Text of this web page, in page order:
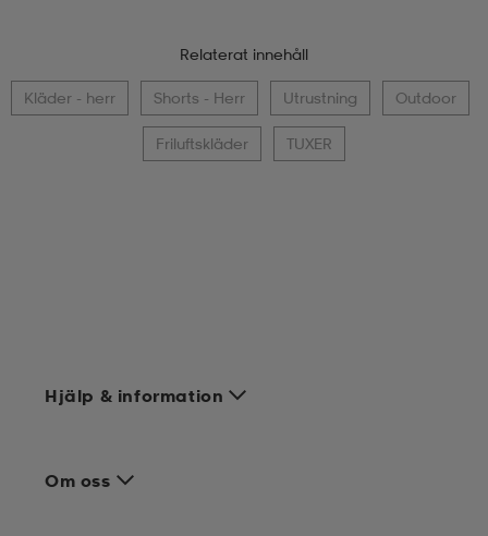
Relaterat innehåll
Kläder - herr Shorts - Herr Utrustning Outdoor
Friluftskläder TUXER
Hjälp & information
Om oss